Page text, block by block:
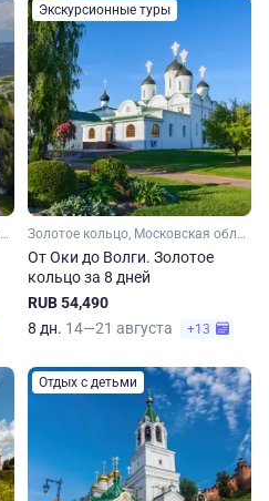
Золотое кольцо, Московская область, Рязанская область, Владимирская область, Нижегородская область, Малое Золотое кольцо, Ивановская область, Ярославская область, Костромская область
Экскурсионные туры
Золотое кольцо, Московская область, Рязанская область, Владимирская область, Нижегородская область, Малое Золотое кольцо, Ивановская область, Костромская область, Ярославская область
От Оки до Волги. Золотое
кольцо за 8 дней
RUB 54,490
8 дн. 14—21 августа +13
Отдых с детьми